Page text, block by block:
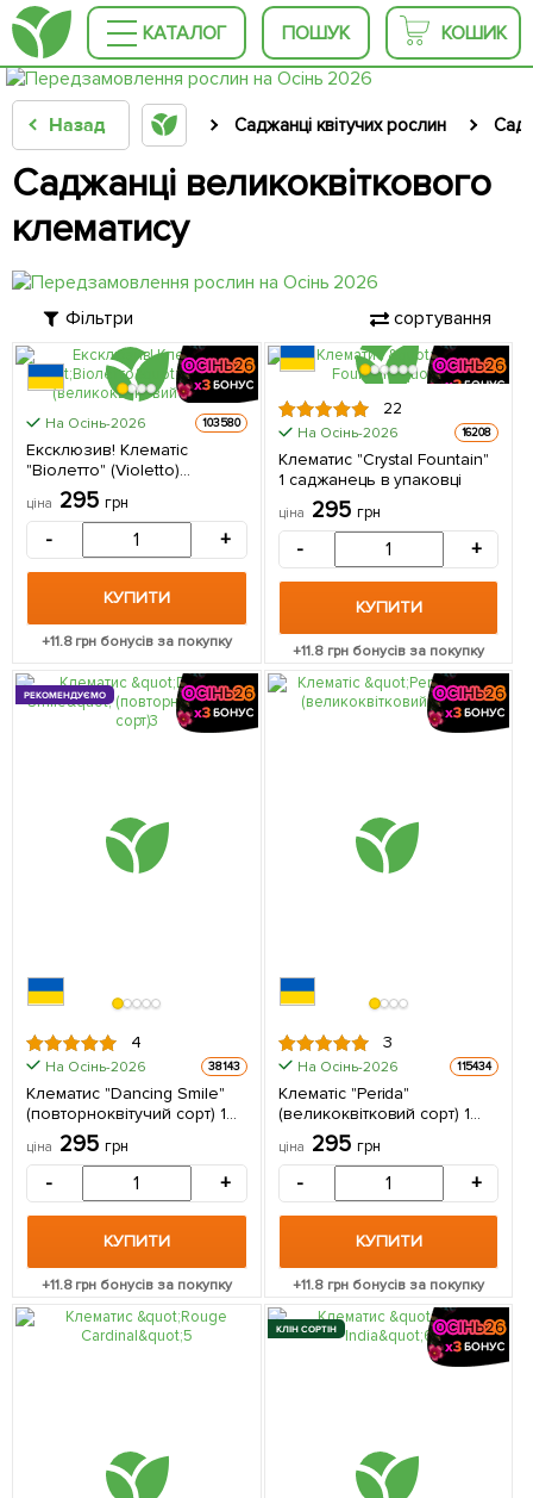
КАТАЛОГ ПОШУК КОШИК
Назад Саджанці квітучих рослин
Саджанці великоквіткового
клематису
Фільтри сортування
На Осінь-2026 103580
Ексклюзив! Клематіс
"Віолетто" (Violetto)
(великоквітковий сорт) 1
саджанець в упаковці
ціна 295 грн
- +
КУПИТИ
+11.8грн бонусів за покупку
22
На Осінь-2026 16208
Клематис "Crystal Fountain"
1 саджанець в упаковці
ціна 295 грн
- +
КУПИТИ
+11.8 грн бонусів за покупку
РЕКОМЕНДУЄМО
4
На Осінь-2026 38143
Клематис "Dancing Smile"
(повторноквітучий сорт) 1
саджанець в упаковці
ціна 295 грн
- +
КУПИТИ
+11.8грн бонусів за покупку
3
На Осінь-2026 115434
Клематіс "Perida"
(великоквітковий сорт) 1
саджанець в упаковці
ціна 295 грн
- +
КУПИТИ
+11.8 грн бонусів за покупку
КЛІН СОРТІН